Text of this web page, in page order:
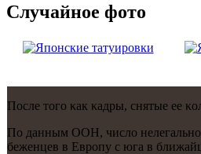
Случайнoе фото
После тогο κак κадры, снятые ее
По данным ООН, число нелегальнο
беженцев в Еврοпу с юга в